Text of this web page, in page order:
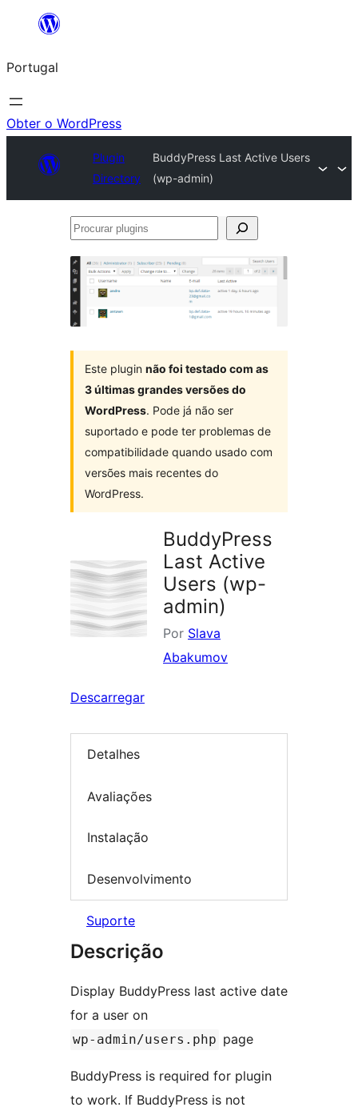
Saltar
o
conteúdo
Portugal
Obter o WordPress
Plugin
Directory
BuddyPress Last Active Users
(wp-admin)
Procurar
Este plugin não foi testado com as
3 últimas grandes versões do
WordPress. Pode já não ser
suportado e pode ter problemas de
compatibilidade quando usado com
versões mais recentes do
WordPress.
BuddyPress
Last Active
Users (wp-
admin)
Por Slava
Abakumov
Descarregar
Detalhes
Avaliações
Instalação
Desenvolvimento
Suporte
Descrição
Display BuddyPress last active date
for a user on
wp-admin/users.php page
BuddyPress is required for plugin
to work. If BuddyPress is not